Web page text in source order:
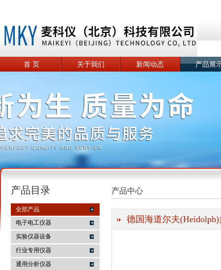
麦科仪（北京）科技有限公司
首 页 关于我们 新闻动态 产品展
产品目录
全部产品
电子电工仪器
实验仪器设备
行业专用仪器
通用分析仪器
产品中心
德国海道尔夫